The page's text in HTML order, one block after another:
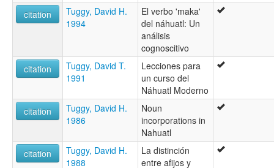
citation
Tuggy, David H.
1994
El verbo 'maka'
del náhuatl: Un
análisis
cognoscitivo
citation
Tuggy, David T.
1991
Lecciones para
un curso del
Náhuatl Moderno
citation
Tuggy, David H.
1986
Noun
incorporations in
Nahuatl
citation
Tuggy, David H.
1988
La distinción
entre afijos y